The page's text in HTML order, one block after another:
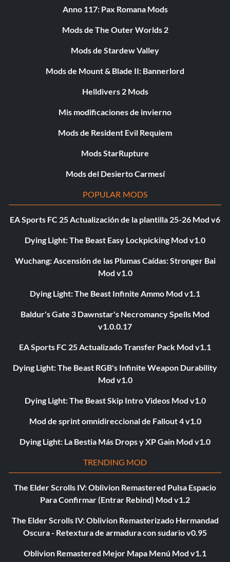
Anno 117: Pax Romana Mods
Mods de The Outer Worlds 2
Mods de Stardew Valley
Mods de Mount & Blade II: Bannerlord
Helldivers 2 Mods
Mis modificaciones de invierno
Mods de Resident Evil Requiem
Mods StarRupture
Mods del Desierto Carmesí
POPULAR MODS
EA Sports FC 25 Actualización de la plantilla 25-26 Mod v6
Dying Light: The Beast Easy Lockpicking Mod v1.0
Wuchang: Ascensión de las Plumas Caídas: Stronger Bai
Mod v1.0
Dying Light: The Beast Infinite Ammo Mod v1.1
Baldur's Gate 3 Dawnstar's Necromancy Spells Mod
v1.0.0.17
EA Sports FC 25 Actualizado Transfer Pack Mod v1.1
Dying Light: The Beast RGB's Infinite Weapon Durability
Mod v1.0
Dying Light: The Beast Skip Intro Videos Mod v1.0
Mod de sprint omnidireccional de Fallout 4 v1.0
Dying Light: La Bestia Más Drops y XP Gain Mod v1.0
TRENDING MOD
The Elder Scrolls IV: Oblivion Remastered Pulsa Espacio
Para Confirmar (Entrar Rebind) Mod v1.2
The Elder Scrolls IV: Oblivion Remasterizado Hermandad
Oscura - Retextura de armadura con sudario v0.95
Oblivion Remastered Mejor Mapa Menú Mod v1.1